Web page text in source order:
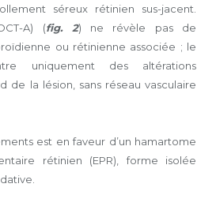
séreux rétinien sus-jacent.
A) (fig. 2) ne révèle pas de
ou rétinienne associée ; le
uniquement des altérations
de la lésion, sans réseau vasculaire
est en faveur d’un hamartome
rétinien (EPR), forme isolée